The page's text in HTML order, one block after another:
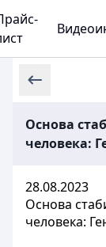
Основа
человека:
28.08.2023
Основа
человека: